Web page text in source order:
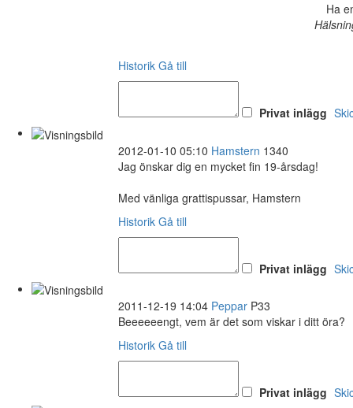
Ha
Historik Gå till
Privat inlägg
2012-01-10 05:10 Hamstern 1340
Jag önskar dig en mycket fin 19-årsdag!
Med vänliga grattispussar, Hamstern
Historik Gå till
Privat inlägg
2011-12-19 14:04 Peppar P33
Beeeeeengt, vem är det som viskar i ditt öra?
Historik Gå till
Privat inlägg